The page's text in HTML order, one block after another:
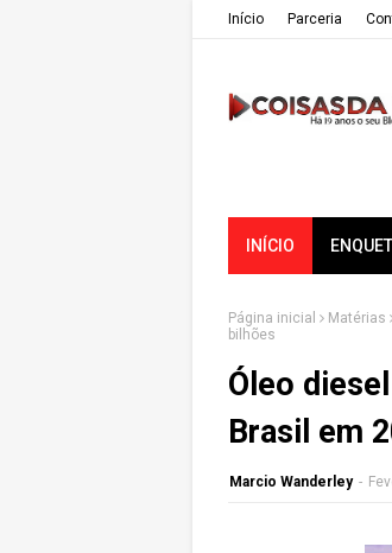
Iní­cio Parceria
INÍCIO
Página inicial Matérias
bilhões
Óleo
Brasil em
Marcio Wanderley -